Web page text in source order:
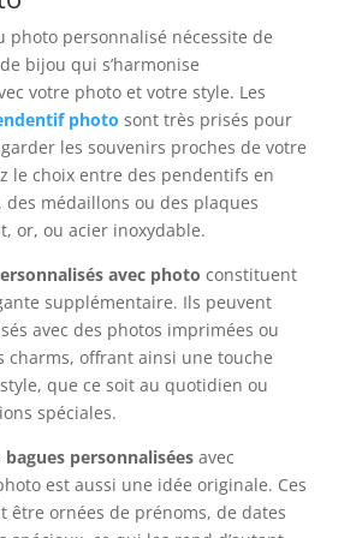
photo personnalisé nécessite de
bijou qui s’harmonise
votre photo et votre style. Les
photo sont très prisés pour
les souvenirs proches de votre
le choix entre des pendentifs en
médaillons ou des plaques
or, ou acier inoxydable.
avec photo constituent
supplémentaire. Ils peuvent
avec des photos imprimées ou
charms, offrant ainsi une touche
que ce soit au quotidien ou
spéciales.
bagues personnaliséesavec
est aussi une idée originale. Ces
être ornées de prénoms, de dates